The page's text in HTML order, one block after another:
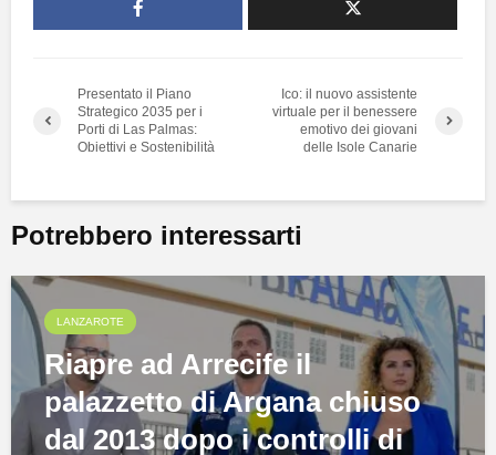
Presentato il Piano
Strategico 2035 per i
Porti di Las Palmas:
Obiettivi e Sostenibilità
Ico: il nuovo assistente
virtuale per il benessere
emotivo dei giovani
delle Isole Canarie
Potrebbero interessarti
LANZAROTE
Riapre ad Arrecife il
palazzetto di Argana chiuso
dal 2013 dopo i controlli di